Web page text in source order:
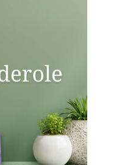
Rückgaben